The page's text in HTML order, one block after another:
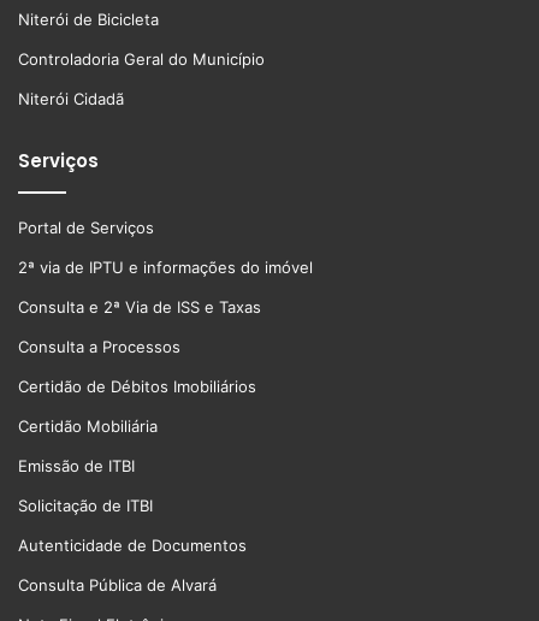
Niterói de Bicicleta
Controladoria Geral do Município
Niterói Cidadã
Serviços
Portal de Serviços
2ª via de IPTU e informações do imóvel
Consulta e 2ª Via de ISS e Taxas
Consulta a Processos
Certidão de Débitos Imobiliários
Certidão Mobiliária
Emissão de ITBI
Solicitação de ITBI
Autenticidade de Documentos
Consulta Pública de Alvará